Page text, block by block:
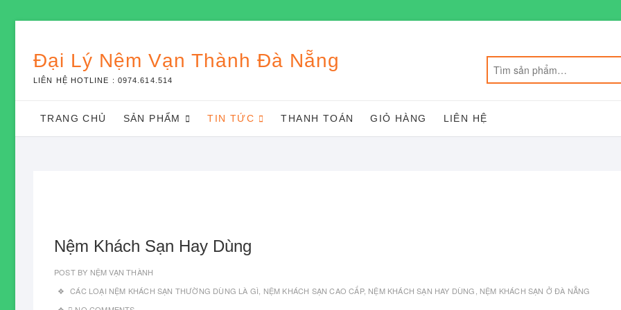
contentĐại Lý Nệm Vạn Thành Đà Nẵng
LIÊN HỆ HOTLINE : 0974.614.514
TRANG CHỦ SẢN PHẨM TIN TỨC THANH TOÁN GIỎ HÀNG LIÊN HỆ
Nệm Khách Sạn Hay Dùng
POST BY NỆM VẠN THÀNH
CÁC LOẠI NỆM KHÁCH SẠN THƯỜNG DÙNG LÀ GÌ NỆM KHÁCH SẠN CAO CẤP, NỆM KHÁCH SẠN HAY DÙNG NỆM KHÁCH SẠN Ở ĐÀ NẴNG